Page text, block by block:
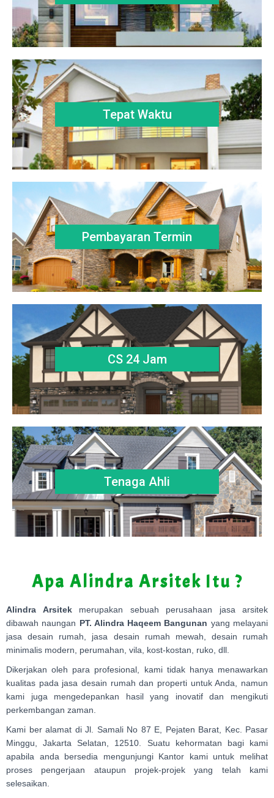
Tepat Waktu
Pembayaran Termin
CS 24 Jam
Tenaga Ahli
Apa Alindra Arsitek Itu ?
Alindra Arsitekmerupakan sebuah perusahaan jasa arsitek
dibawah naungan PT. Alindra Haqeem Bangunan yang melayani
jasa desain rumah, jasa desain rumah mewah, desain rumah
minimalis modern, perumahan, vila, kost-kostan, ruko, dll.
Dikerjakan oleh para profesional, kami tidak hanya menawarkan
kualitas pada jasa desain rumah dan properti untuk Anda, namun
kami juga mengedepankan hasil yang inovatif dan mengikuti
perkembangan zaman.
Kami ber alamat di Jl. Samali No 87 E, Pejaten Barat, Kec. Pasar
Minggu, Jakarta Selatan, 12510. Suatu kehormatan bagi kami
apabila anda bersedia mengunjungi Kantor kami untuk melihat
proses pengerjaan ataupun projek-projek yang telah kami
selesaikan.